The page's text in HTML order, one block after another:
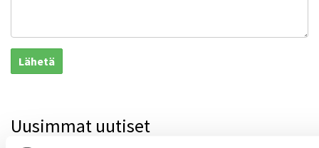
Lähetä
Uusimmat uutiset